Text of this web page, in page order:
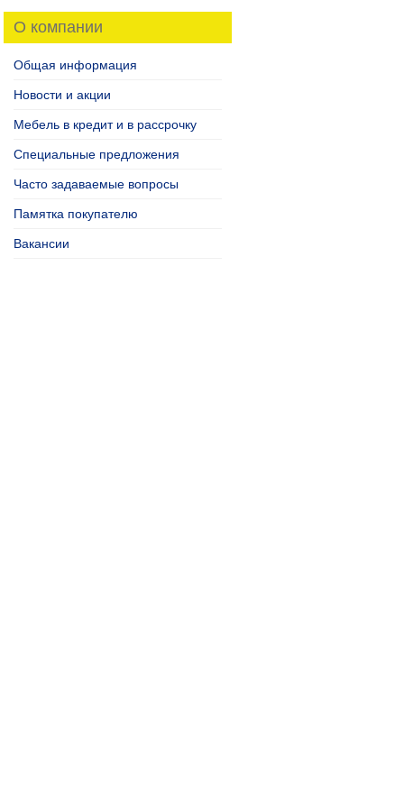
О компании
Общая информация
Новости и акции
Мебель в кредит и в рассрочку
Специальные предложения
Часто задаваемые вопросы
Памятка покупателю
Вакансии